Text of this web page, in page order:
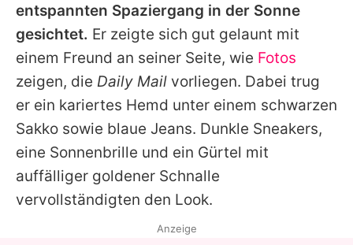
Utiq verwalten
entspannten Spaziergang in der Sonne
gesichtet. Er zeigte sich gut gelaunt mit
einem Freund an seiner Seite, wie Fotos
zeigen, die Daily Mail vorliegen. Dabei trug
er ein kariertes Hemd unter einem schwarzen
Sakko sowie blaue Jeans. Dunkle Sneakers,
eine Sonnenbrille und ein Gürtel mit
auffälliger goldener Schnalle
vervollständigten den Look.
Anzeige